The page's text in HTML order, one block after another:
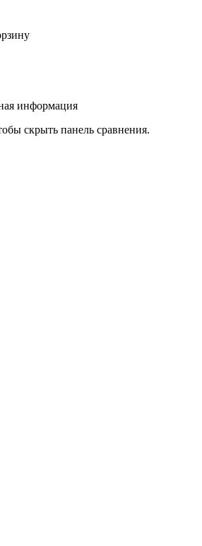
информация
скрыть панель сравнения.